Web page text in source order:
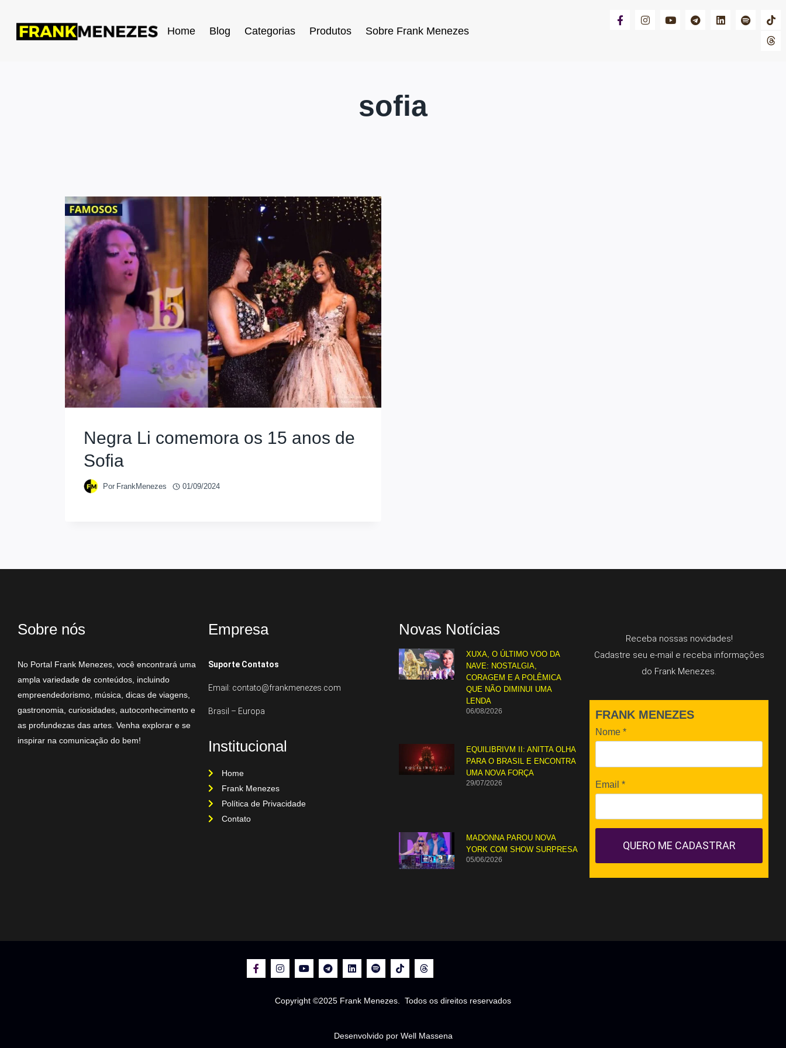
Home Blog Categorias Produtos Sobre Frank Menezes
sofia
Negra Li comemora os 15 anos de
Sofia
Por FrankMenezes 01/09/2024
Sobre nós
No Portal Frank Menezes, você encontrará uma
ampla variedade de conteúdos, incluindo
empreendedorismo, música, dicas de viagens,
gastronomia, curiosidades, autoconhecimento e
as profundezas das artes. Venha explorar e se
inspirar na comunicação do bem!
Empresa
Suporte Contatos
Email: contato@frankmenezes.com
Brasil – Europa
Institucional
Home
Frank Menezes
Política de Privacidade
Contato
Novas Notícias
XUXA, O ÚLTIMO VOO DA
NAVE: NOSTALGIA,
CORAGEM E A POLÊMICA
QUE NÃO DIMINUI UMA
LENDA
06/08/2026
EQUILIBRIVM II: ANITTA OLHA
PARA O BRASIL E ENCONTRA
UMA NOVA FORÇA
29/07/2026
MADONNA PAROU NOVA
YORK COM SHOW SURPRESA
05/06/2026
Receba nossas novidades!
Cadastre seu e-mail e receba informações
do Frank Menezes.
FRANK MENEZES
Nome *
Email *
QUERO ME CADASTRAR
Copyright ©2025 Frank Menezes. Todos os direitos reservados
Desenvolvido por Well Massena